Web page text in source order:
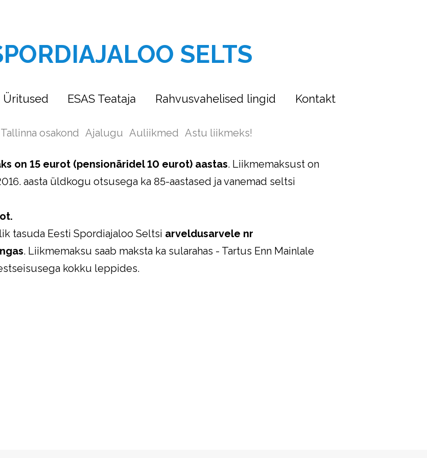
SELTS
Üritused ESAS Teataja Rahvusvahelised lingid Kontakt
Tallinna osakond Ajalugu Auliikmed Astu liikmeks!
on 15 eurot (pensionäridel 10 eurot) aastas. Liikmemaksust on
aasta üldkogu otsusega ka 85-aastased ja vanemad seltsi
tasuda Eesti Spordiajaloo Seltsi arveldusarvele nr
. Liikmemaksu saab maksta ka sularahas - Tartus Enn Mainlale
kokku leppides.